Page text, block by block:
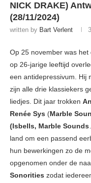
NICK DRAKE)
(28/11/2024)
written by Bart Verlent
Op 25 november was
op 26-jarige leeftijd
een antidepressivum. Hij
zijn alle drie klassiekers
liedjes. Dit jaar trokken
Renée Sys (Marble
(Isbells, Marble Sounds
land om een passend
hun bewerkingen zo de
opgenomen onder de
Sonorities zodat